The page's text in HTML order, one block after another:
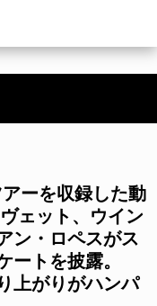
ーを収録した動
ェット、ウイン
ン・ロペスがス
ートを披露。
上がりがハンパ